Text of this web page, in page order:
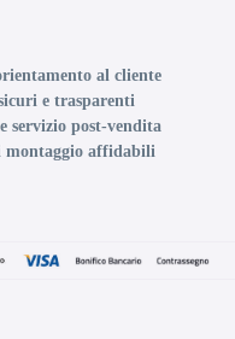
al cliente
e trasparenti
servizio post-vendita
montaggio affidabili